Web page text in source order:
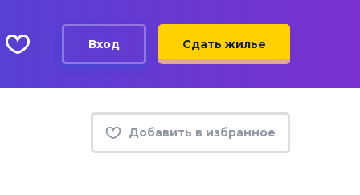
Вход Сдать жилье
Добавить в избранное